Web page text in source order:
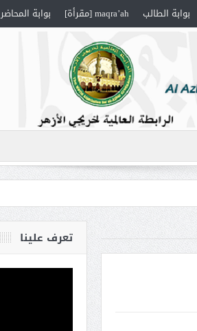
بوابة الطالب maqra’ah [مقرأة] بوابة المحاضر
تعرف علينا